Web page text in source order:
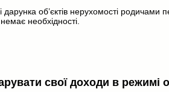
об’єктів нерухомості родичами
необхідності.
свої доходи в режимі